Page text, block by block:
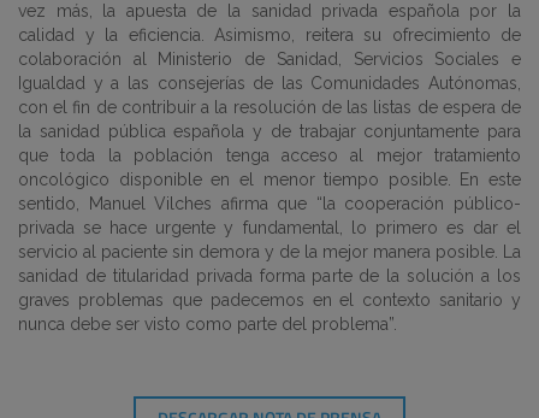
vez más, la apuesta de la sanidad privada española por la
calidad y la eficiencia. Asimismo, reitera su ofrecimiento de
colaboración al Ministerio de Sanidad, Servicios Sociales e
Igualdad y a las consejerías de las Comunidades Autónomas,
con el fin de contribuir a la resolución de las listas de espera de
la sanidad pública española y de trabajar conjuntamente para
que toda la población tenga acceso al mejor tratamiento
oncológico disponible en el menor tiempo posible. En este
sentido, Manuel Vilches afirma que “la cooperación público-
privada se hace urgente y fundamental, lo primero es dar el
servicio al paciente sin demora y de la mejor manera posible. La
sanidad de titularidad privada forma parte de la solución a los
graves problemas que padecemos en el contexto sanitario y
nunca debe ser visto como parte del problema”.